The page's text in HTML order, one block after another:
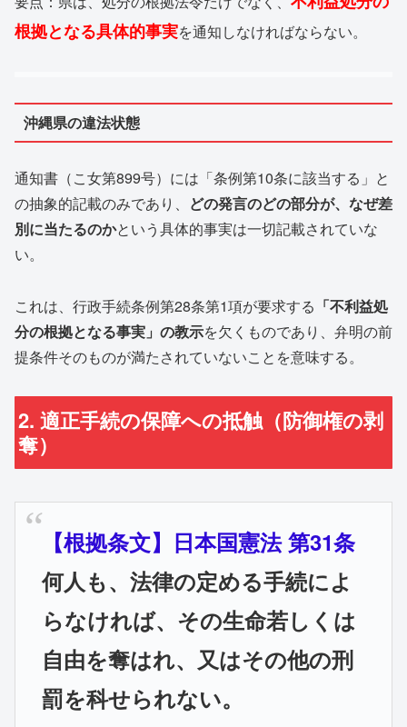
根拠となる具体的事実を通知しなければならない。
沖縄県の違法状態
通知書（こ女第899号）には「条例第10条に該当する」と
の抽象的記載のみであり、 どの発言のどの部分が、なぜ差
別に当たるのかという具体的事実は一切記載されていな
い。
これは、行政手続条例第28条第1項が要求する 「不利益処
分の根拠となる事実」の教示を欠くものであり、弁明の前
提条件そのものが満たされていないことを意味する。
2. 適正手続の保障への抵触（防御権の剥
奪）
【根拠条文】日本国憲法 第31条
何人も、法律の定める手続によ
らなければ、その生命若しくは
自由を奪はれ、又はその他の刑
罰を科せられない。